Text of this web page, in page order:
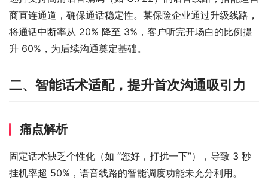
商直连通道，确保通话稳定性。某保险企业通过升级线路，
将通话中断率从 20% 降至 3%，客户听完开场白的比例提
升 60%，为后续沟通奠定基础。
二、智能话术适配，提升首次沟通吸引力
痛点解析
固定话术缺乏个性化（如 “您好，打扰一下”），导致 3 秒
挂机率超 50%，语音线路的智能调度功能未充分利用。